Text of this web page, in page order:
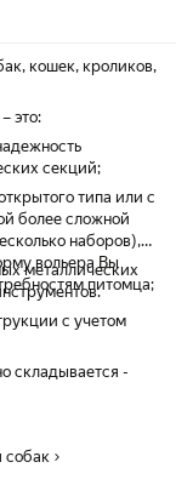
кошек, кроликов,
это:
секций;
типа или с
более сложной
наборов),
вольера Вы
питомца;
металлических
с учетом
складывается -
собак